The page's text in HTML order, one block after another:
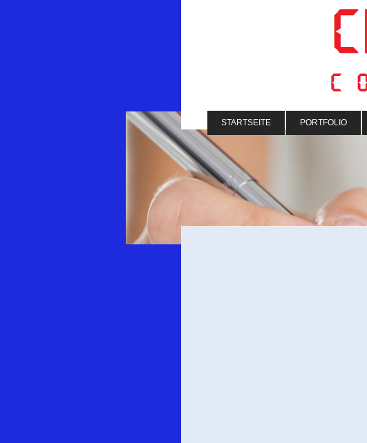
STARTSEITE PORTFOLIO